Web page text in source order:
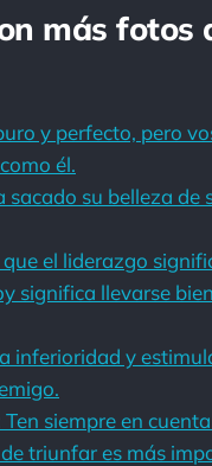
más fotos
y perfecto, pero
él.
sacado su belleza de
el liderazgo
significa llevarse
inferioridad y
siempre en
triunfar es más